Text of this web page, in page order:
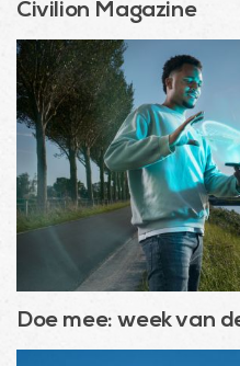
Civilion Magazine
Doe mee: week van